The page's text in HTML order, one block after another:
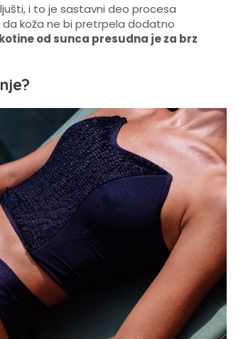
i to je sastavni deo procesa
koža ne bi pretrpela dodatno
od sunca presudna je za brz